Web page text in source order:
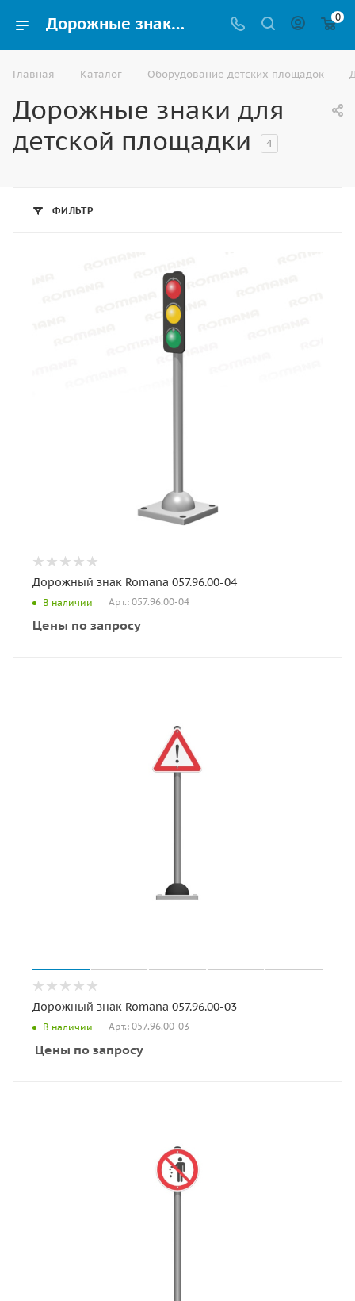
Дорожные знаки для детского сада купить в Астрахани 0
Главная — Каталог — Оборудование детских площадок —
Дорожные знаки для
детской площадки
4
ФИЛЬТР
Дорожный знак Romana 057.96.00-04
В наличии Арт.: 057.96.00-04
Цены по запросу
Дорожный знак Romana 057.96.00-03
В наличии Арт.: 057.96.00-03
Цены по запросу